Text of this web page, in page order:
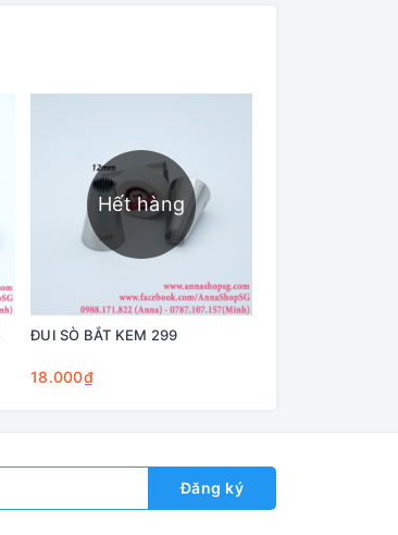
Hết hàng
ĐUI SÒ BẮT KEM 299
18.000₫
Đăng ký